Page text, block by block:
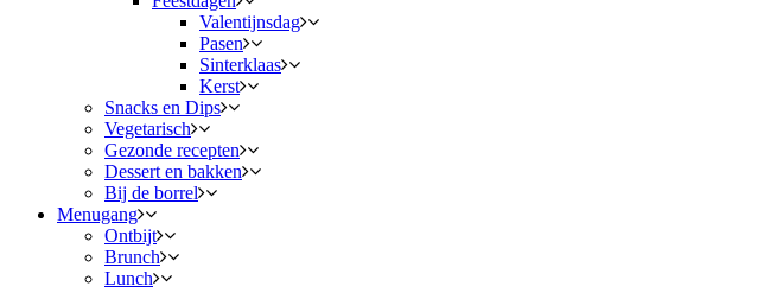
Valentijnsdag
Pasen
Sinterklaas
Kerst
Snacks en Dips
Vegetarisch
Gezonde recepten
Dessert en bakken
Bij de borrel
Menugang
Ontbijt
Brunch
Lunch